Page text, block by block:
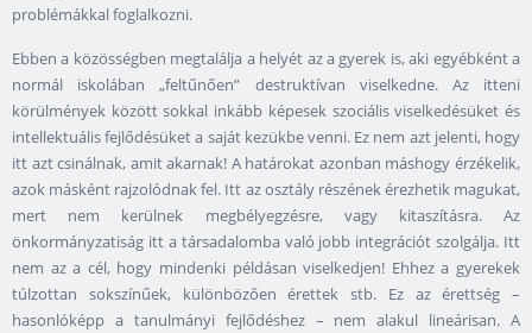
problémákkal foglalkozni.
Ebben a közösségben megtalálja a helyét az a gyerek is, aki egyébként a
normál iskolában „feltűnően” destruktívan viselkedne. Az itteni
körülmények között sokkal inkább képesek szociális viselkedésüket és
intellektuális fejlődésüket a saját kezükbe venni. Ez nem azt jelenti, hogy
itt azt csinálnak, amit akarnak! A határokat azonban máshogy érzékelik,
azok másként rajzolódnak fel. Itt az osztály részének érezhetik magukat,
mert nem kerülnek megbélyegzésre, vagy kitaszításra. Az
önkormányzatiság itt a társadalomba való jobb integrációt szolgálja. Itt
nem az a cél, hogy mindenki példásan viselkedjen! Ehhez a gyerekek
túlzottan sokszínűek, különbözően érettek stb. Ez az érettség –
hasonlóképp a tanulmányi fejlődéshez – nem alakul lineárisan. A